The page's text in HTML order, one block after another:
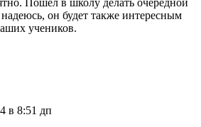
он будет также интересным
учеников.
в 8:51 дп